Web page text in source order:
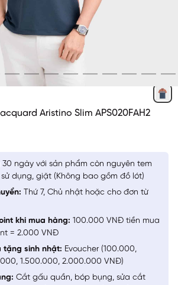
Aristino Slim APS020FAH2
30 ngày với sản phẩm còn nguyên tem
dụng, giặt (Không bao gồm đồ lót)
Thứ 7, Chủ nhật hoặc cho đơn từ
khi mua hàng: 100.000 VNĐ tiền mua
= 2.000 VNĐ
tặng sinh nhật: Evoucher (100.000,
1.500.000, 2.000.000 VNĐ)
Cắt gấu quần, bóp bụng, sửa cắt